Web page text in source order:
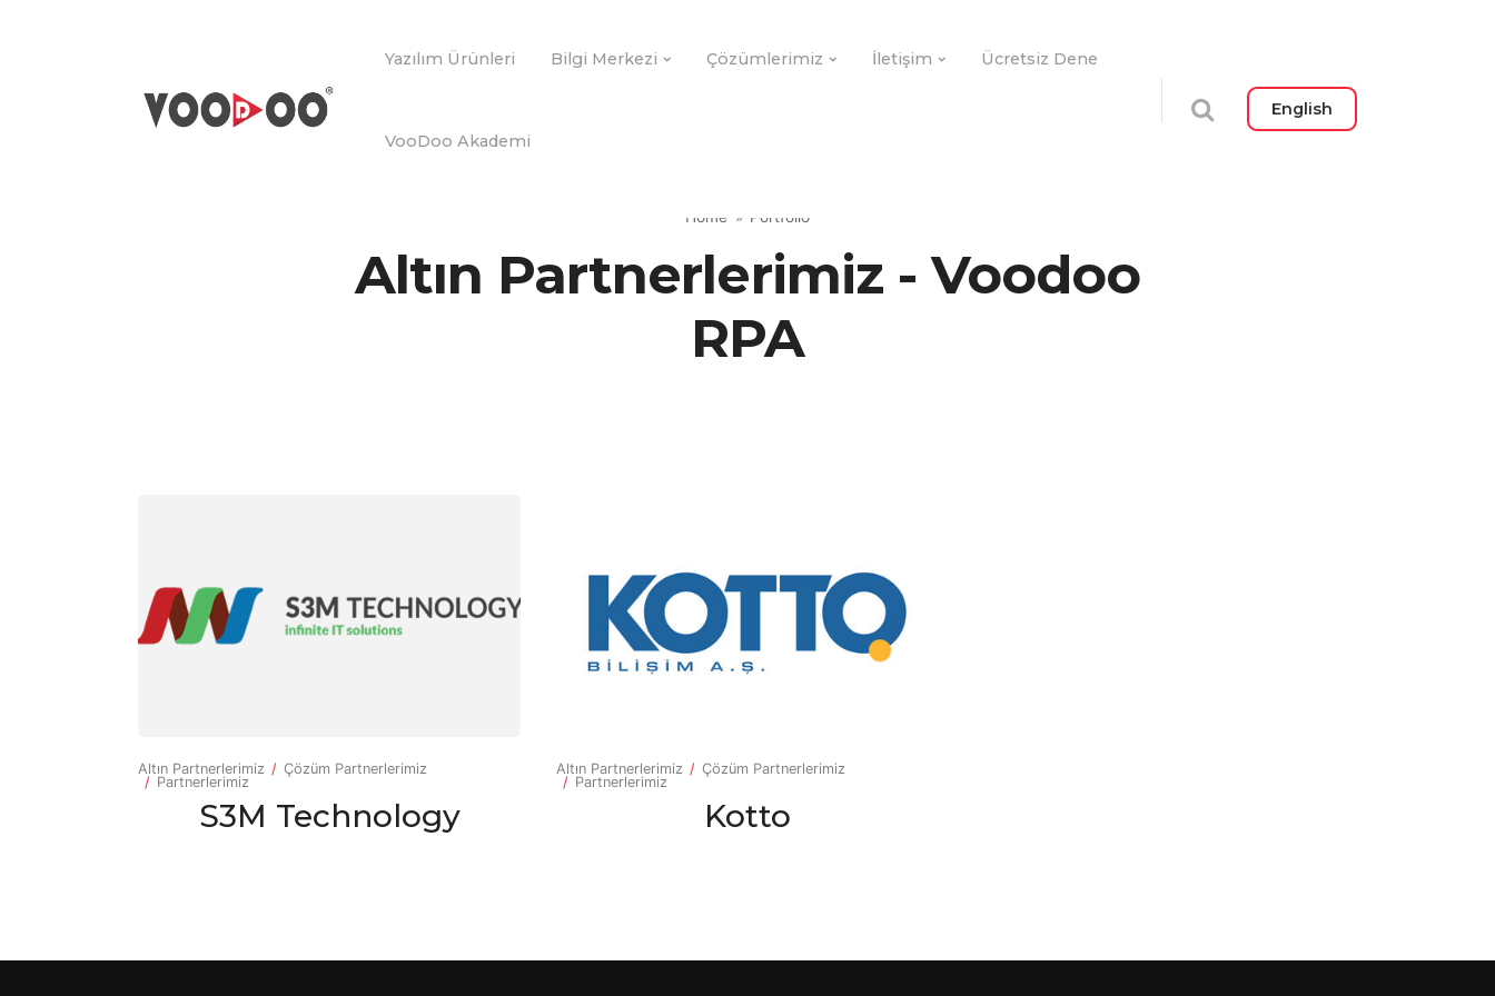
Yazılım Ürünleri Bilgi Merkezi Çözümlerimiz İletişim Ücretsiz Dene
VooDoo Akademi
English
Home Portfolio
Altın Partnerlerimiz - Voodoo
RPA
Altın Partnerlerimiz
Çözüm Partnerlerimiz
Partnerlerimiz
S3M Technology
Altın Partnerlerimiz
Çözüm Partnerlerimiz
Partnerlerimiz
Kotto